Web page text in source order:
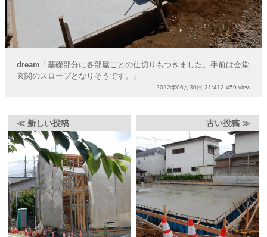
dream 「基礎部分に各部屋ごとの仕切りもつきました。手前は会堂
玄関のスロープとなりそうです。」
2022年06月30日 21:412,459 view
≪ 新しい投稿 古い投稿 ≫